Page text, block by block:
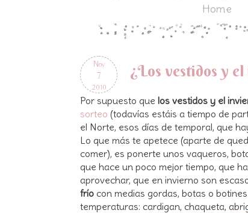
Home
Nov
7
2010
¿Los vestidos y
Por supuesto que los vestidos y el
sorteo (todavías estáis a tiempo de
el Norte, esos días de temporal, que
Lo que más te apetece (aparte de
comer), es ponerte unos vaqueros,
que hace un poco mejor tiempo, que
aprovechar, que en invierno son
frío con medias gordas, botas o
temperaturas: cardigan, chaqueta,